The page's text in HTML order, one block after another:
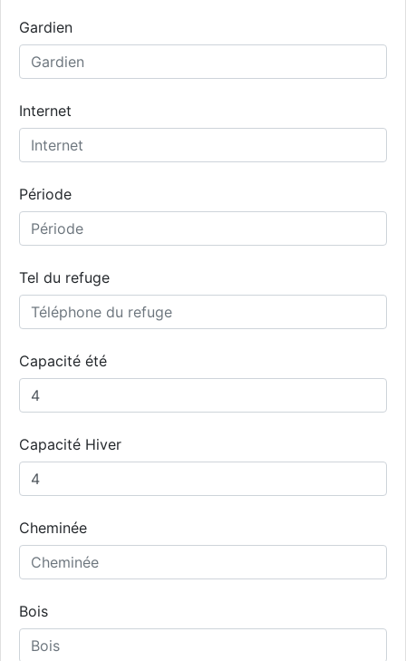
Gardien
Internet
Période
Tel du refuge
Capacité été
Capacité Hiver
Cheminée
Bois